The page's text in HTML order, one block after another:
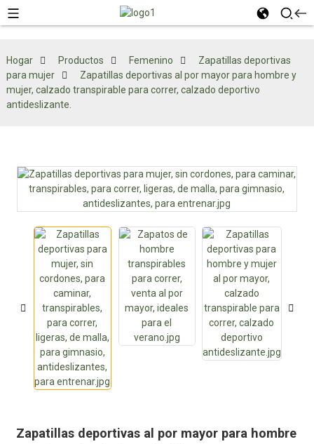
Hogar Productos Femenino
Zapatillas deportivas
para mujer
Zapatillas deportivas al por mayor para hombre y
mujer, calzado transpirable para correr, calzado deportivo
antideslizante.
Zapatillas deportivas al por mayor para hombre